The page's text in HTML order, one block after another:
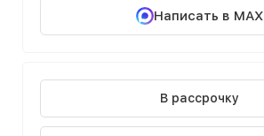
Написать в MAX
В рассрочку